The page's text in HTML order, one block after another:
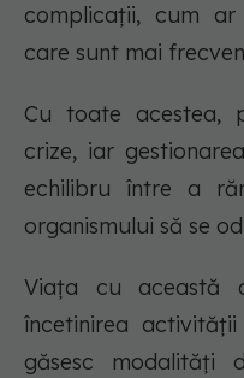
complicații, cum
care sunt mai
Cu toate acestea,
crize, iar
echilibru între a
organismului să se
Viața cu această
încetinirea
găsesc modalități